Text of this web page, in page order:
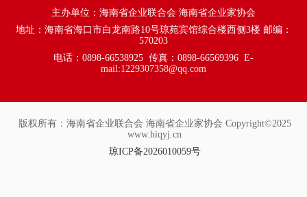
主办单位：海南省企业联合会 海南省企业家协会
地址：海南省海口市白龙南路10号琼苑宾馆综合楼西侧3楼 邮编：
570203
电话：0898-66538925 传真：0898-66569396 E-
mail:1229307358@qq.com
版权所有：海南省企业联合会 海南省企业家协会 Copyright©2025
www.hiqyj.cn
琼ICP备2026010059号